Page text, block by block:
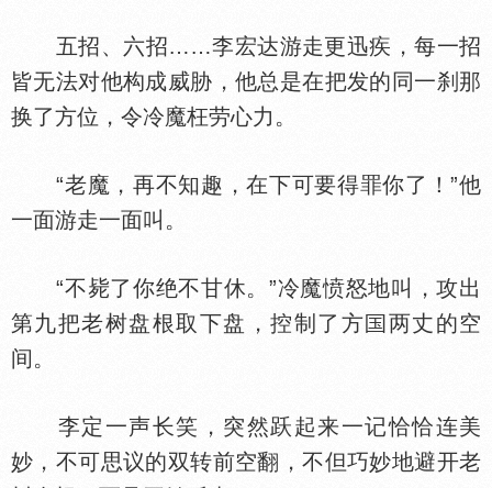
五招、六招……李宏达游走更迅疾，每一招
皆无法对他构成威胁，他总是在把发的同一刹那
换了方位，令冷魔枉劳心力。
“老魔，再不知趣，在下可要得罪你了！”他
一面游走一面叫。
“不毙了你绝不甘休。”冷魔愤怒地叫，攻出
第九把老树盘根取下盘，控制了方
两丈的空
间。
李定一声长笑，突然跃起来一记恰恰连美
妙，不可思议的双转前空翻，不但巧妙地避开老